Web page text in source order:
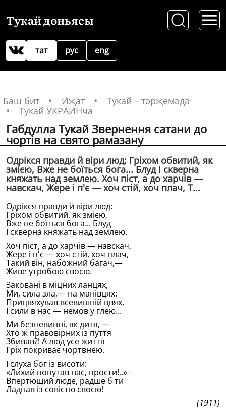
Тукай дөньясы
рус
тат eng
Баш бит Иҗат
Тукай – тәрҗемәдә
Тукай УКРАИНча
Габдулла Тукай Звернення сатани до
чортiв на свято рамазану
Одрiкся правди й вiри люд: Грiхом обвитий, як
змiєю, Вже не боïться бога... Блуд I скверна
княжать над землею. Хоч пiст, а до харчiв —
навскач, Жере i п'є — хоч стiй, хоч плач, Т...
Одрiкся правди й вiри люд:
Грiхом обвитий, як змiєю,
Вже не боïться бога... Блуд
I скверна княжать над землею.
Хоч пiст, а до харчiв — навскач,
Жере i п'є — хоч стiй, хоч плач,
Такий вiн, набожний багач,—
Живе утробою своєю.
Закованi в мiцних ланцях,
Ми, сила зла,— на манiвцях:
Прицвяхував всевишнiй цвях,
I сили в нас — немов у глею...
Ми безневиннi, як дитя, —
Хто ж правовiрних iз пуття
Збивав?! А люд усе життя
Грiх покриває чортвнею.
I слуха бог iз висоти:
«Лихий попутав нас, прости!..» -
Впертющий люде, радше б ти
Ладнав iз совiстю своєю!
(1911)